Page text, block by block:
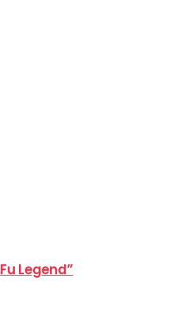
Legend”